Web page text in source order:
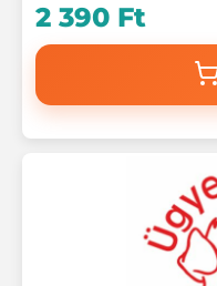
2 390 Ft